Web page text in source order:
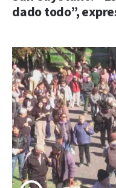
dado todo”,